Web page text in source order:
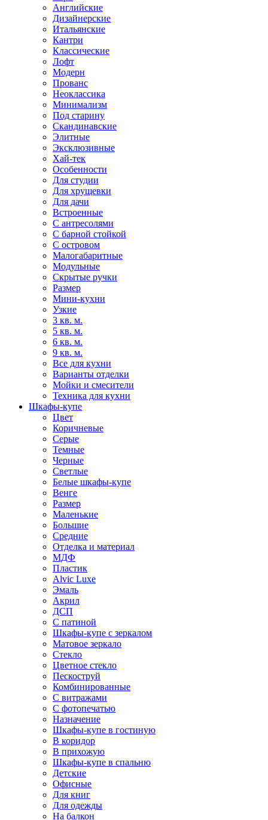
Английские
Дизайнерские
Итальянские
Кантри
Классические
Лофт
Модерн
Прованс
Неоклассика
Минимализм
Под старину
Скандинавские
Элитные
Эксклюзивные
Хай-тек
Особенности
Для студии
Для хрущевки
Для дачи
Встроенные
С антресолями
С барной стойкой
С островом
Малогабаритные
Модульные
Скрытые ручки
Размер
Мини-кухни
Узкие
3 кв. м.
5 кв. м.
6 кв. м.
9 кв. м.
Все для кухни
Варианты отделки
Мойки и смесители
Техника для кухни
Шкафы-купе
Цвет
Коричневые
Серые
Темные
Черные
Светлые
Белые шкафы-купе
Венге
Размер
Маленькие
Большие
Средние
Отделка и материал
МДФ
Пластик
Alvic Luxe
Эмаль
Акрил
ДСП
С патиной
Шкафы-купе с зеркалом
Матовое зеркало
Стекло
Цветное стекло
Пескоструй
Комбинированные
С витражами
С фотопечатью
Назначение
Шкафы-купе в гостиную
В коридор
В прихожую
Шкафы-купе в спальню
Детские
Офисные
Для книг
Для одежды
На балкон